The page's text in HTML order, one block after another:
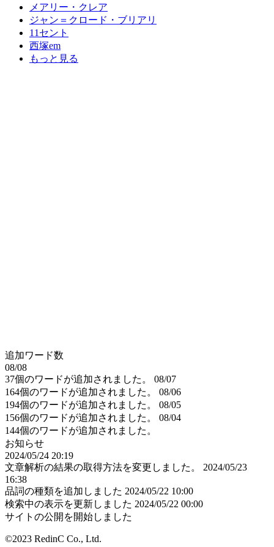
メアリー・クレア
ジャン＝クロード・ブリアリ
11セント
西塚em
もっと見る
追加ワード数
08/08
37個のワードが追加されました。
08/07
164個のワードが追加されました。
08/06
194個のワードが追加されました。
08/05
156個のワードが追加されました。
08/04
144個のワードが追加されました。
お知らせ
2024/05/24 20:19
文章解析の結果の取得方法を変更しました。
2024/05/23
16:38
品詞の種類を追加しました 2024/05/22 10:00
検索中の表示を更新しました 2024/05/22 00:00
サイトの公開を開始しました
©2023 RedinC Co., Ltd.